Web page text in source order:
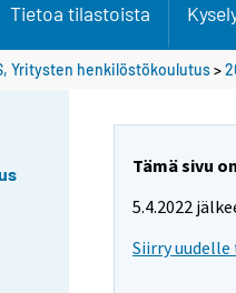
Tietoa tilastoista
Yritysten henkilöstökoulutus>
Tämä sivu
5.4.2022
Siirry